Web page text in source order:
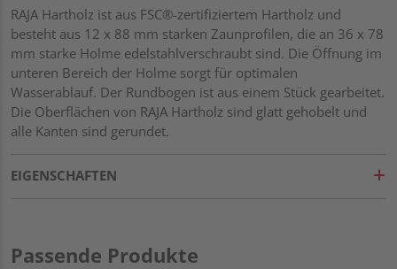
RAJA Hartholz ist aus FSC®-zertifiziertem Hartholz und
besteht aus 12 x 88 mm starken Zaunprofilen, die an 36 x 78
mm starke Holme edelstahlverschraubt sind. Die Öffnung im
unteren Bereich der Holme sorgt für optimalen
Wasserablauf. Der Rundbogen ist aus einem Stück gearbeitet.
Die Oberflächen von RAJA Hartholz sind glatt gehobelt und
alle Kanten sind gerundet.
EIGENSCHAFTEN
Passende Produkte